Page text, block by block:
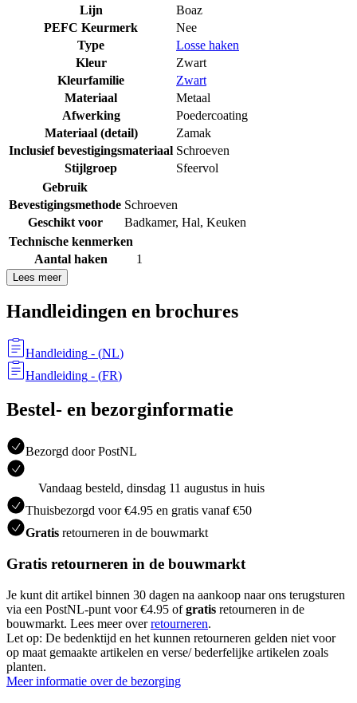
Lijn
Boaz
PEFC Keurmerk
Nee
Type
Losse haken
Kleur
Zwart
Kleurfamilie
Zwart
Materiaal
Metaal
Afwerking
Poedercoating
Materiaal (detail)
Zamak
Inclusief bevestigingsmateriaal Schroeven
Stijlgroep
Sfeervol
Gebruik
Bevestigingsmethode Schroeven
Geschikt voor
Badkamer, Hal, Keuken
Technische kenmerken
Aantal haken
1
Lees meer
Handleidingen en brochures
Handleiding - (NL)
Handleiding - (FR)
Bestel- en bezorginformatie
Bezorgd door PostNL
Vandaag besteld, dinsdag 11 augustus in huis
Thuisbezorgd voor €4.95 en gratis vanaf €50
Gratis retourneren in de bouwmarkt
Gratis retourneren in de bouwmarkt
Je kunt dit artikel binnen 30 dagen na aankoop naar ons terugsturen
via een PostNL-punt voor €4.95 ofgratis retourneren in de
bouwmarkt. Lees meer overretourneren.
Let op: De bedenktijd en het kunnen retourneren gelden niet voor
op maat gemaakte artikelen en verse/ bederfelijke artikelen zoals
planten.
Meer informatie over de bezorging